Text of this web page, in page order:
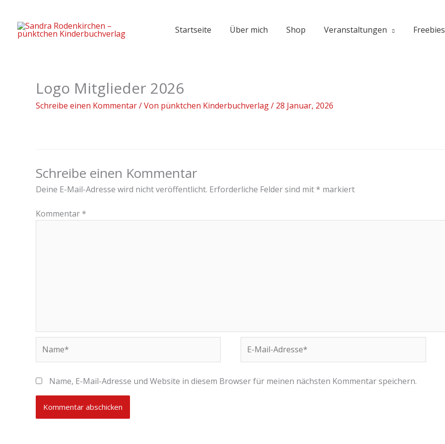
springen
Startseite Über mich Shop Veranstaltungen Freebies
Logo Mitglieder 2026
Schreibe einen Kommentar/ Von pünktchen Kinderbuchverlag/ 28 Januar, 2026
Schreibe einen Kommentar
Deine E-Mail-Adresse wird nicht veröffentlicht. Erforderliche Felder sind mit * markiert
Kommentar *
Mail-
Name, E-Mail-Adresse und Website in diesem Browser für meinen nächsten Kommentar speichern.